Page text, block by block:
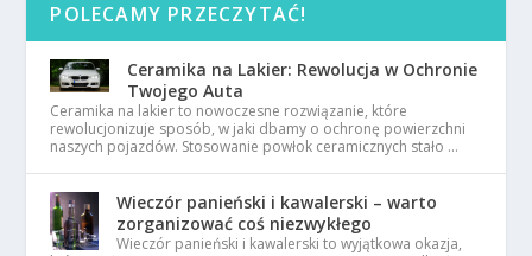
POLECAMY PRZECZYTAĆ!
Ceramika na Lakier: Rewolucja w Ochronie
Twojego Auta
Ceramika na lakier to nowoczesne rozwiązanie, które
rewolucjonizuje sposób, w jaki dbamy o ochronę powierzchni
naszych pojazdów. Stosowanie powłok ceramicznych stało …
Wieczór panieński i kawalerski – warto
zorganizować coś niezwykłego
Wieczór panieński i kawalerski to wyjątkowa okazja,